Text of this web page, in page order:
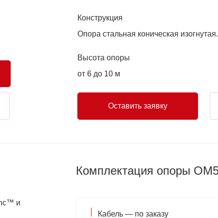
Конструкция
Опора стальная коническая
Высота опоры
от 6 до 10 м
Оставить заявку
и
Комплектация опоры
Кабель — по заказу